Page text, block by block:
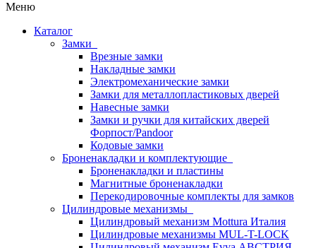
Меню
Каталог
Замки
Врезные замки
Накладные замки
Электромеханические замки
Замки для металлопластиковых дверей
Навесные замки
Замки и ручки для китайских дверей
Форпост/Раndoor
Кодовые замки
Броненакладки и комплектующие
Броненакладки и пластины
Магнитные броненакладки
Перекодировочные комплекты для замков
Цилиндровые механизмы
Цилиндровый механизм Mottura Италия
Цилиндровые механизмы MUL-T-LOCK